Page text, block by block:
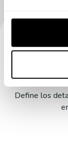
Define los